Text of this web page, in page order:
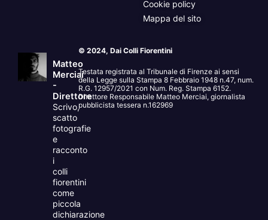
Cookie policy
Mappa del sito
Matteo
Merciai
-
Direttore
Scrivo,
scatto
fotografie
e
racconto
i
colli
fiorentini
come
piccola
dichiarazione
© 2024, Dai Colli Fiorentini
Testata registrata al Tribunale di Firenze ai sensi
della Legge sulla Stampa 8 Febbraio 1948 n.47, num.
R.G. 12957/2021 con Num. Reg. Stampa 6152.
Direttore Responsabile Matteo Merciai, giornalista
pubblicista tessera n.162969